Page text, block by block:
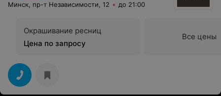
Минск, пр-т Независимости, 12 до 21:00
Окрашивание ресниц
Цена по запросу
Все цены